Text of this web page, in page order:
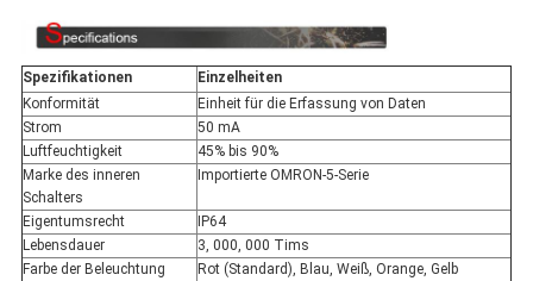
Spezifikationen
Einzelheiten
Konformität
Einheit für die Erfassung von Daten
Strom
50 mA
Luftfeuchtigkeit
45% bis 90%
Marke des inneren
Schalters
Importierte OMRON-5-Serie
Eigentumsrecht
IP64
Lebensdauer
3, 000, 000 Tims
Farbe der Beleuchtung
Rot (Standard), Blau, Weiß, Orange, Gelb